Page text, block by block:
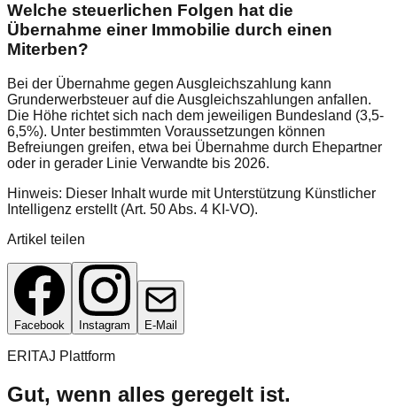
Welche steuerlichen Folgen hat die
Übernahme einer Immobilie durch einen
Miterben?
Bei der Übernahme gegen Ausgleichszahlung kann
Grunderwerbsteuer auf die Ausgleichszahlungen anfallen.
Die Höhe richtet sich nach dem jeweiligen Bundesland (3,5-
6,5%). Unter bestimmten Voraussetzungen können
Befreiungen greifen, etwa bei Übernahme durch Ehepartner
oder in gerader Linie Verwandte bis 2026.
Hinweis: Dieser Inhalt wurde mit Unterstützung Künstlicher
Intelligenz erstellt (Art. 50 Abs. 4 KI-VO).
Artikel teilen
Facebook Instagram E-Mail
ERITAJ Plattform
Gut, wenn alles geregelt ist.